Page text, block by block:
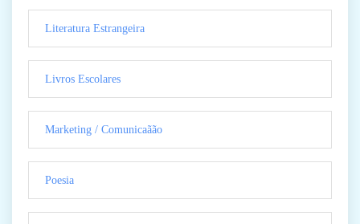
Literatura Estrangeira
Livros Escolares
Marketing / Comunicaãão
Poesia